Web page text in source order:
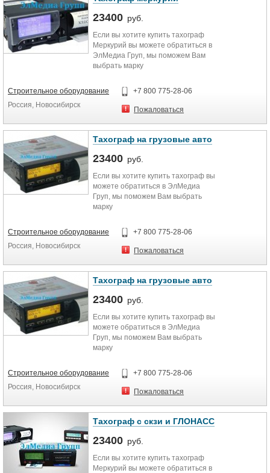
23400 руб.
Если вы хотите купить тахограф
Меркурий вы можете обратиться в
ЭлМедиа Груп, мы поможем Вам
выбрать марку
всегда в наличии. Хорошая цена и
возможность приобрести в любом
Строительное оборудование
Россия, Новосибирск
+7 800 775-28-06
Пожаловаться
Тахограф на грузовые авто
23400 руб.
Если вы хотите купить тахограф вы
можете обратиться в ЭлМедиа
Груп, мы поможем Вам выбрать
марку
всегда в наличии. Хорошая цена и
возможность приобрести в любом
Строительное оборудование
Россия, Новосибирск
+7 800 775-28-06
Пожаловаться
Тахограф на грузовые авто
23400 руб.
Если вы хотите купить тахограф вы
можете обратиться в ЭлМедиа
Груп, мы поможем Вам выбрать
марку
всегда в наличии. Хорошая цена и
возможность приобрести в любом
Строительное оборудование
Россия, Новосибирск
+7 800 775-28-06
Пожаловаться
Тахограф с скзи и ГЛОНАСС
23400 руб.
Если вы хотите купить тахограф
Меркурий вы можете обратиться в